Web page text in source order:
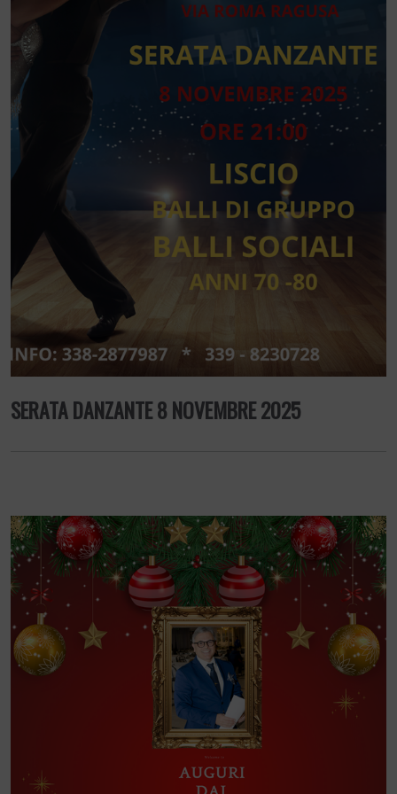
SERATA DANZANTE 8 NOVEMBRE 2025